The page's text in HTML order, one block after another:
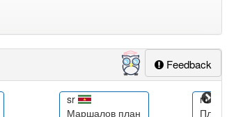
aber mit einem anderen Artikelder: 0
Feedback
sr
Маршалов план
ru
План